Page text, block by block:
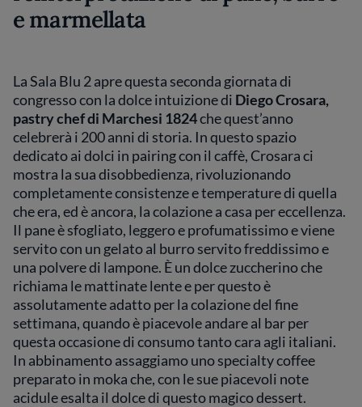
e marmellata
La Sala Blu 2 apre questa seconda giornata di
congresso con la dolce intuizione di Diego Crosara,
pastry chef di Marchesi 1824che quest’anno
celebrerà i 200 anni di storia. In questo spazio
dedicato ai dolci in pairing con il caffè, Crosara ci
mostra la sua disobbedienza, rivoluzionando
completamente consistenze e temperature di quella
che era, ed è ancora, la colazione a casa per eccellenza.
Il pane è sfogliato, leggero e profumatissimo e viene
servito con un gelato al burro servito freddissimo e
una polvere di lampone. È un dolce zuccherino che
richiama le mattinate lente e per questo è
assolutamente adatto per la colazione del fine
settimana, quando è piacevole andare al bar per
questa occasione di consumo tanto cara agli italiani.
In abbinamento assaggiamo uno specialty coffee
preparato in moka che, con le sue piacevoli note
acidule esalta il dolce di questo magico dessert.